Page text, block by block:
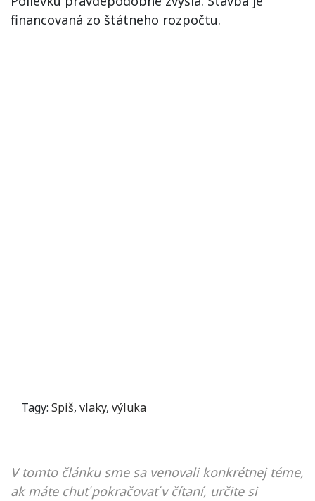
financovaná zo štátneho rozpočtu.
Tagy: Spiš, vlaky, výluka
V tomto článku sme sa venovali konkrétnej téme,
ak máte chuť pokračovať v čítaní, určite si